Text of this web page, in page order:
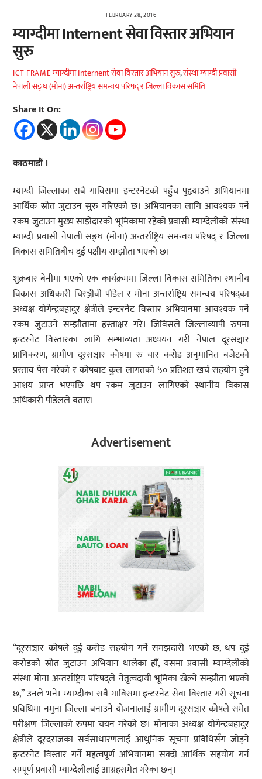
FEBRUARY 28, 2016
म्याग्दीमा Internent सेवा विस्तार अभियान
सुरु
ICT FRAMEम्याग्दीमा Internent सेवा विस्तार अभियान सुरु,संस्था म्याग्दी प्रवासी
नेपाली सङ्घ (मोना) अन्तर्राष्ट्रिय समन्वय परिषद् र जिल्ला विकास समिति
Share It On:
काठमाडौं ।
म्याग्दी जिल्लाका सबै गाविसमा इन्टरनेटको पहुँच पुहृयाउने अभियानमा
आर्थिक स्रोत जुटाउन सुरु गरिएको छ। अभियानका लागि आवश्यक पर्ने
रकम जुटाउन मुख्य साझेदारको भूमिकामा रहेको प्रवासी म्याग्देलीको संस्था
म्याग्दी प्रवासी नेपाली सङ्घ (मोना) अन्तर्राष्ट्रिय समन्वय परिषद् र जिल्ला
विकास समितिबीच दुई पक्षीय सम्झौता भएको छ।
शुक्रबार बेनीमा भएको एक कार्यक्रममा जिल्ला विकास समितिका स्थानीय
विकास अधिकारी चिरञ्जीवी पौडेल र मोना अन्तर्राष्ट्रिय समन्वय परिषद्का
अध्यक्ष योगेन्द्रबहादुर क्षेत्रीले इन्टरनेट विस्तार अभियानमा आवश्यक पर्ने
रकम जुटाउने सम्झौतामा हस्ताक्षर गरे। जिविसले जिल्लाव्यापी रुपमा
इन्टरनेट विस्तारका लागि सम्भाव्यता अध्ययन गरी नेपाल दूरसञ्चार
प्राधिकरण, ग्रामीण दूरसञ्चार कोषमा रु चार करोड अनुमानित बजेटको
प्रस्ताव पेस गरेको र कोषबाट कुल लागतको ५० प्रतिशत खर्च सहयोग हुने
आशय प्राप्त भएपछि थप रकम जुटाउन लागिएको स्थानीय विकास
अधिकारी पौडेलले बताए।
Advertisement
“दूरसञ्चार कोषले दुई करोड सहयोग गर्ने समझदारी भएको छ, थप दुई
करोडको स्रोत जुटाउन अभियान थालेका हौँ, यसमा प्रवासी म्याग्देलीको
संस्था मोना अन्तर्राष्ट्रिय परिषद्ले नेतृत्वदायी भूमिका खेल्ने सम्झौता भएको
छ,” उनले भने। म्याग्दीका सबै गाविसमा इन्टरनेट सेवा विस्तार गरी सूचना
प्रविधिमा नमुना जिल्ला बनाउने योजनालाई ग्रामीण दूरसञ्चार कोषले समेत
परीक्षण जिल्लाको रुपमा चयन गरेको छ। मोनाका अध्यक्ष योगेन्द्रबहादुर
क्षेत्रीले दूरदराजका सर्वसाधारणलाई आधुनिक सूचना प्रविधिसँग जोड्ने
इन्टरनेट विस्तार गर्ने महत्वपूर्ण अभियानमा सक्दो आर्थिक सहयोग गर्न
सम्पूर्ण प्रवासी म्याग्देलीलाई आग्रहसमेत गरेका छन्।